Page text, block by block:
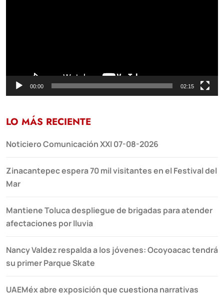
00:00 02:15
LO MÁS RECIENTE
Noticiero Comunicación XXI 07-08-2026
Zinacantepec espera 70 mil visitantes en el Festival del
Mar
Mantiene Toluca despliegue de brigadas para atender
afectaciones por lluvia
Nancy Valdez respalda a los jóvenes: Ocoyoacac tendrá
su primer Parque Skate
UAEMéx abre exposición que cuestiona narrativas